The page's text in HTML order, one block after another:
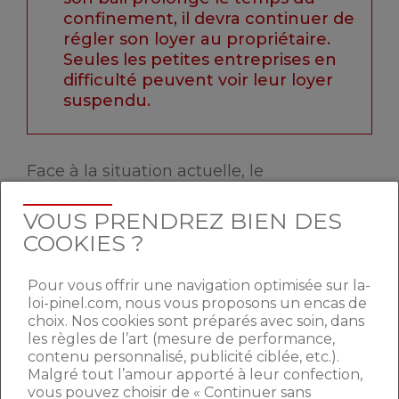
confinement, il devra continuer de
régler son loyer au propriétaire.
Seules les petites entreprises en
difficulté peuvent voir leur loyer
suspendu.
Face à la situation actuelle, le
et locataires de conclure une convention
d’occupation précaire, dont la signature
par voie électronique est possible. Cela
permettra de
donner un titre
d’occupation au locataire, de sécuriser le
report de la date de sortie et le
versement de l’indemnité d’occupation.
De même, latrêve hivernale ayant été
repoussée jusqu’au 31 mai 2020,un
VOUS PRENDREZ BIEN DES
COOKIES ?
Pour vous offrir une navigation optimisée sur la-
loi-pinel.com, nous vous proposons un encas de
choix. Nos cookies sont préparés avec soin, dans
les règles de l’art (mesure de performance,
contenu personnalisé, publicité ciblée, etc.).
Malgré tout l’amour apporté à leur confection,
vous pouvez choisir de « Continuer sans